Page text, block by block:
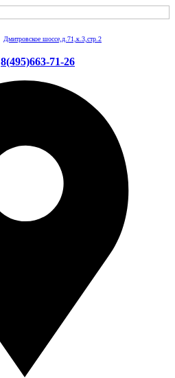
Дмитровское шоссе,д.71,к.3,стр.2
8(495)663-71-26